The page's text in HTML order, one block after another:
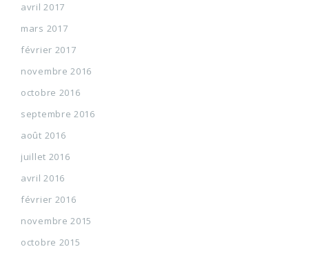
avril 2017
mars 2017
février 2017
novembre 2016
octobre 2016
septembre 2016
août 2016
juillet 2016
avril 2016
février 2016
novembre 2015
octobre 2015